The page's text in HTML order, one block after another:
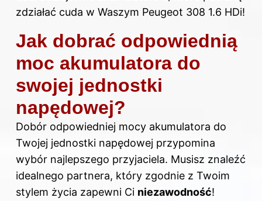
zdziałać cuda w Waszym Peugeot 308 1.6 HDi!
Jak dobrać odpowiednią
moc akumulatora do
swojej jednostki
napędowej?
Dobór odpowiedniej mocy akumulatora do
Twojej jednostki napędowej przypomina
wybór najlepszego przyjaciela. Musisz znaleźć
idealnego partnera, który zgodnie z Twoim
stylem życia zapewni Ci niezawodność!